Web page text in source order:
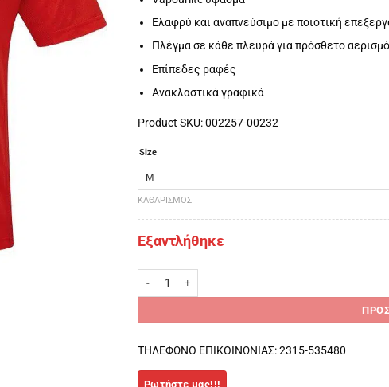
Ελαφρύ και αναπνεύσιμο με ποιοτική
Πλέγμα σε κάθε πλευρά για πρόσθετο αερισμό
Επίπεδες ραφές
Ανακλαστικά γραφικά
Product SKU: 002257-00232
Size
ΚΑΘΑΡΙΣΜΌΣ
Εξαντλήθηκε
ΤΗΛΕΦΩΝΟ ΕΠΙΚΟΙΝΩΝΙΑΣ: 2315-535480